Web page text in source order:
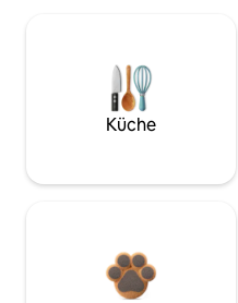
Küche